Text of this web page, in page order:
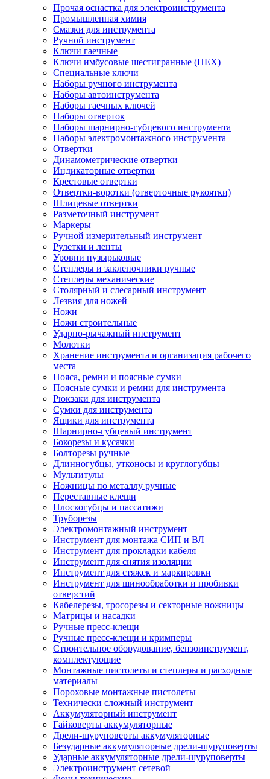
Прочая оснастка для электроинструмента
Промышленная химия
Смазки для инструмента
Ручной инструмент
Ключи гаечные
Ключи имбусовые шестигранные (HEX)
Специальные ключи
Наборы ручного инструмента
Наборы автоинструмента
Наборы гаечных ключей
Наборы отверток
Наборы шарнирно-губцевого инструмента
Наборы электромонтажного инструмента
Отвертки
Динамометрические отвертки
Индикаторные отвертки
Крестовые отвертки
Отвертки-воротки (отверточные рукоятки)
Шлицевые отвертки
Разметочный инструмент
Маркеры
Ручной измерительный инструмент
Рулетки и ленты
Уровни пузырьковые
Степлеры и заклепочники ручные
Степлеры механические
Столярный и слесарный инструмент
Лезвия для ножей
Ножи
Ножи строительные
Ударно-рычажный инструмент
Молотки
Хранение инструмента и организация рабочего
места
Пояса, ремни и поясные сумки
Поясные сумки и ремни для инструмента
Рюкзаки для инструмента
Сумки для инструмента
Ящики для инструмента
Шарнирно-губцевый инструмент
Бокорезы и кусачки
Болторезы ручные
Длинногубцы, утконосы и круглогубцы
Мультитулы
Ножницы по металлу ручные
Переставные клещи
Плоскогубцы и пассатижи
Труборезы
Электромонтажный инструмент
Инструмент для монтажа СИП и ВЛ
Инструмент для прокладки кабеля
Инструмент для снятия изоляции
Инструмент для стяжек и маркировки
Инструмент для шинообработки и пробивки
отверстий
Кабелерезы, тросорезы и секторные ножницы
Матрицы и насадки
Ручные пресс-клещи
Ручные пресс-клещи и кримперы
Строительное оборудование, бензоинструмент,
комплектующие
Монтажные пистолеты и степлеры и расходные
материалы
Пороховые монтажные пистолеты
Технически сложный инструмент
Аккумуляторный инструмент
Гайковерты аккумуляторные
Дрели-шуруповерты аккумуляторные
Безударные аккумуляторные дрели-шуруповерты
Ударные аккумуляторные дрели-шуруповерты
Электроинструмент сетевой